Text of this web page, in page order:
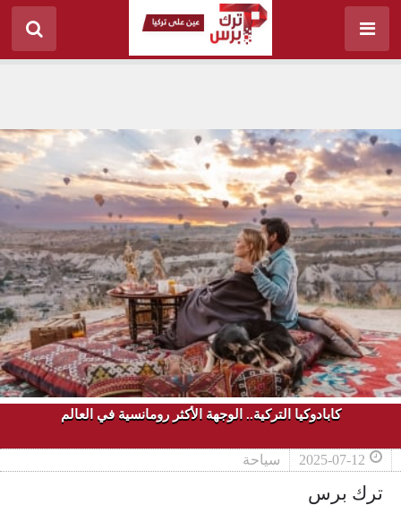
كابادوكيا التركية.. الوجهة الأكثر رومانسية في العالم
2025-07-12 سياحة
ترك برس